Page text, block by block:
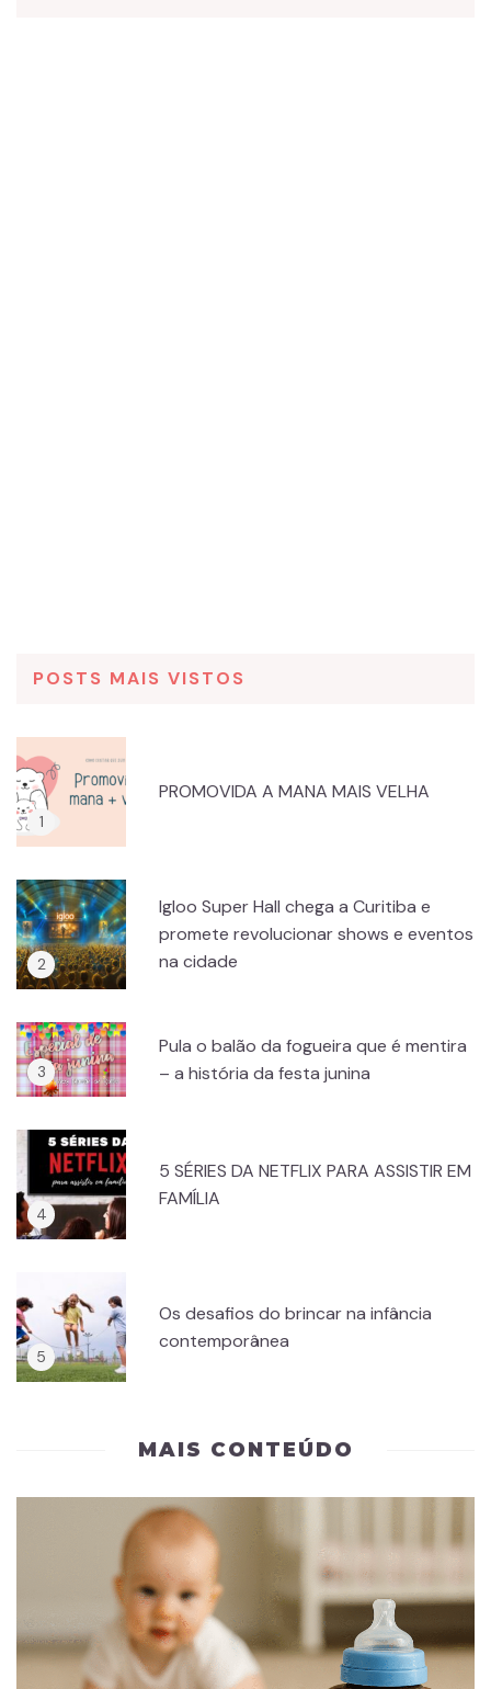
POSTS MAIS VISTOS
PROMOVIDA A MANA MAIS VELHA
Igloo Super Hall chega a Curitiba e
promete revolucionar shows e eventos
na cidade
Pula o balão da fogueira que é mentira
– a história da festa junina
5 SÉRIES DA NETFLIX PARA ASSISTIR EM
FAMÍLIA
Os desafios do brincar na infância
contemporânea
MAIS CONTEÚDO